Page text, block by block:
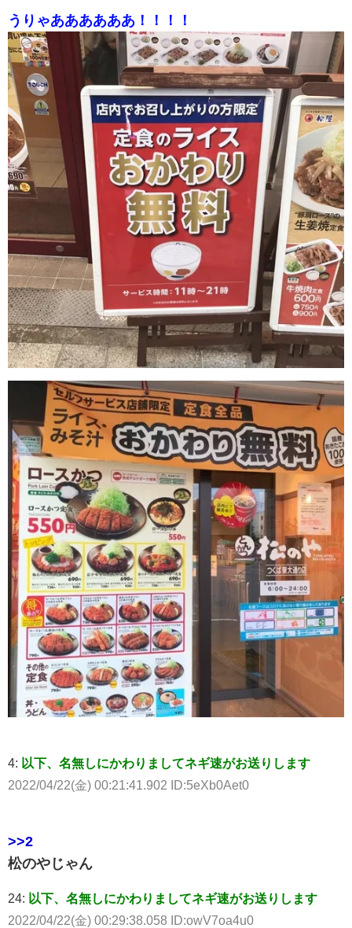
うりゃああああああ！！！！
4: 以下、名無しにかわりましてネギ速がお送りします
2022/04/22(金) 00:21:41.902 ID:5eXb0Aet0
>>2
松のやじゃん
24: 以下、名無しにかわりましてネギ速がお送りします
2022/04/22(金) 00:29:38.058 ID:owV7oa4u0